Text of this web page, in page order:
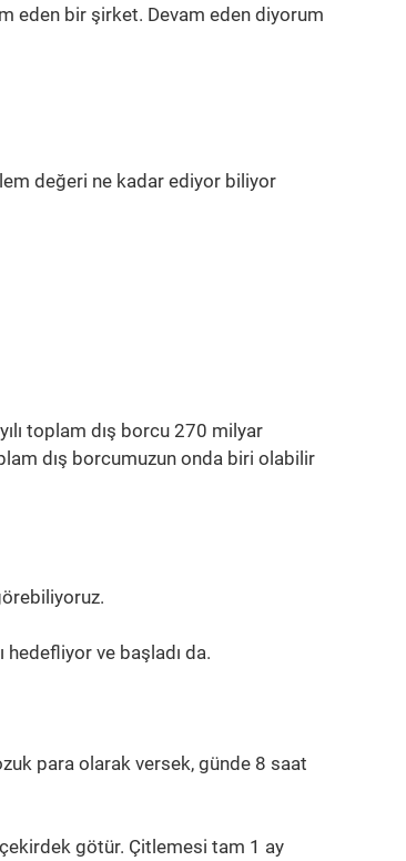
eden bir şirket. Devam eden diyorum
değeri ne kadar ediyor biliyor
toplam dış borcu 270 milyar
dış borcumuzun onda biri olabilir
ve başladı da.
para olarak versek, günde 8 saat
çekirdek götür. Çitlemesi tam 1 ay